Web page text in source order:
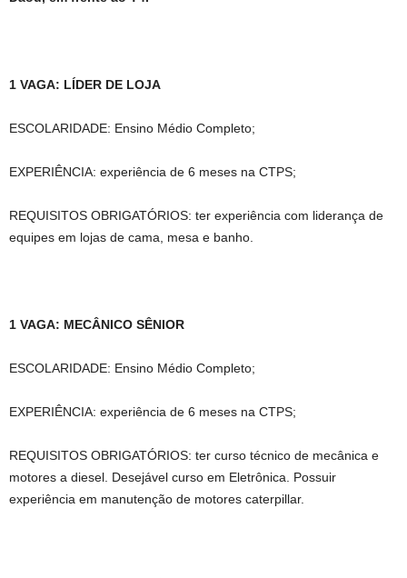
1 VAGA: LÍDER DE LOJA
ESCOLARIDADE: Ensino Médio Completo;
EXPERIÊNCIA: experiência de 6 meses na CTPS;
REQUISITOS OBRIGATÓRIOS: ter experiência com liderança de
equipes em lojas de cama, mesa e banho.
1 VAGA: MECÂNICO SÊNIOR
ESCOLARIDADE: Ensino Médio Completo;
EXPERIÊNCIA: experiência de 6 meses na CTPS;
REQUISITOS OBRIGATÓRIOS: ter curso técnico de mecânica e
motores a diesel. Desejável curso em Eletrônica. Possuir
experiência em manutenção de motores caterpillar.